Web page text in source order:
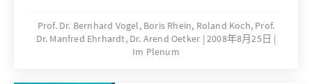
überreicht. Im seinem Festvortrag legte
Ministerpräsident Roland Koch insbesondere
die Bedeutung der Sozialen Marktwirtschaft
Prof. Dr. Bernhard Vogel, Boris Rhein, Roland Koch, Prof.
Dr. Manfred Ehrhardt, Dr. Arend Oetker 2008年8月25日
Im Plenum